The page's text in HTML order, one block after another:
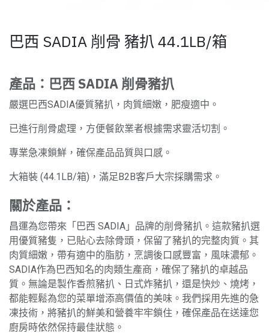
巴西 SADIA 削骨 豬扒 44.1LB/箱
產品：巴西 SADIA 削骨豬扒
嚴選巴西SADIA優質豬扒，肉質細嫩，肥瘦適中。
已進行削骨處理，方便餐飲業者根據需求靈活切割。
專業急凍鎖鮮，確保產品品質與口感。
大箱裝 (44.1LB/箱)，滿足B2B客戶大宗採購需求。
關於產品：
昌運為您帶來「巴西 SADIA」品牌的削骨豬扒。這款豬扒選
用優質豬隻，已貼心去除骨頭，保留了豬扒的完整肉質。其
肉質細嫩，帶有適中的脂肪，烹調後口感豐富，風味濃郁。
SADIA作為巴西知名的肉類生產商，確保了豬扒的卓越品
質。無論是製作香煎豬扒、日式炸豬扒，還是快炒、燒烤，
都能輕鬆為您的菜單增添高價值的美味。我們採用先進的急
凍技術，將豬扒的鮮美和營養牢牢鎖住，確保產品在送達您
廚房時依然保持最佳狀態。